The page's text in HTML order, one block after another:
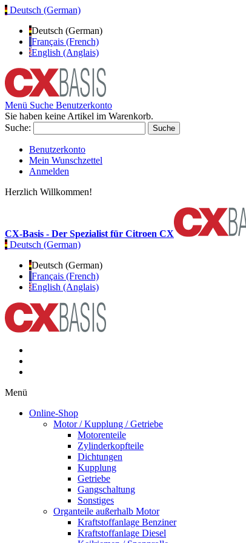
Deutsch (German)
Deutsch (German)
Français (French)
English (Anglais)
Menü Suche Benutzerkonto
Sie haben keine Artikel im Warenkorb.
Suche:
Suche
Benutzerkonto
Mein Wunschzettel
Anmelden
Herzlich Willkommen!
CX-Basis - Der Spezialist für Citroen CX
Deutsch (German)
Deutsch (German)
Français (French)
English (Anglais)
Menü
Online-Shop
Motor / Kupplung / Getriebe
Motorenteile
Zylinderkopfteile
Dichtungen
Kupplung
Getriebe
Gangschaltung
Sonstiges
Organteile außerhalb Motor
Kraftstoffanlage Benziner
Kraftstoffanlage Diesel